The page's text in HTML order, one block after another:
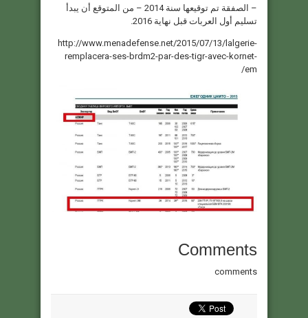
– الصفقة تم توقيعها سنة 2014 – من المتوقع أن يبدأ
تسليم أول العربات قبل نهاية 2016.
http://www.menadefense.net/2015/07/13/lalgerie-
remplacera-ses-brdm2-par-des-tigr-avec-kornet-
em/
Comments
comments